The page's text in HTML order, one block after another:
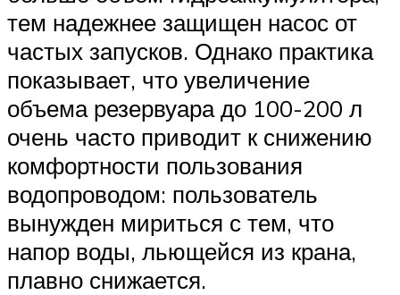
тем надежнее защищен насос от
частых запусков. Однако практика
показывает, что увеличение
объема резервуара до 100-200 л
очень часто приводит к снижению
комфортности пользования
водопроводом: пользователь
вынужден мириться с тем, что
напор воды, льющейся из крана,
плавно снижается.